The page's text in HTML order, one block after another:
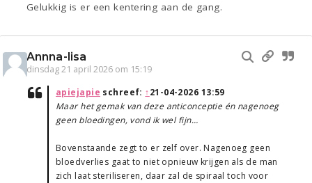
Gelukkig is er een kentering aan de gang.
Annna-lisa
dinsdag 21 april 2026 om 15:19
apiejapie schreef: ↑21-04-2026 13:59
Maar het gemak van deze anticonceptie én nagenoeg
geen bloedingen, vond ik wel fijn…
Bovenstaande zegt to er zelf over. Nagenoeg geen
bloedverlies gaat to niet opnieuw krijgen als de man
zich laat steriliseren, daar zal de spiraal toch voor